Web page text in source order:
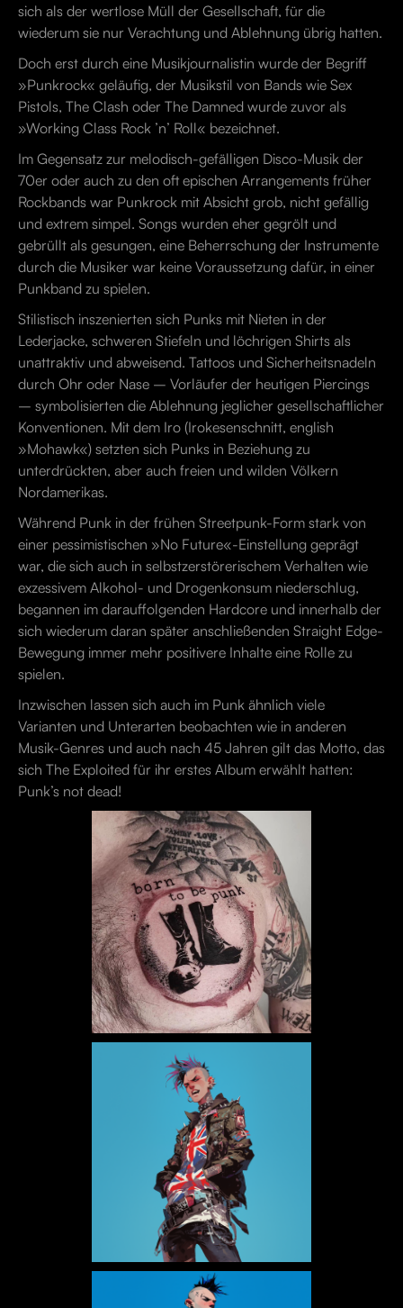
sich als der wertlose Müll der Gesellschaft, für die
wiederum sie nur Verachtung und Ablehnung übrig hatten.
Doch erst durch eine Musikjournalistin wurde der Begriff
»Punkrock« geläufig, der Musikstil von Bands wie Sex
Pistols, The Clash oder The Damned wurde zuvor als
»Working Class Rock ’n’ Roll« bezeichnet.
Im Gegensatz zur melodisch-gefälligen Disco-Musik der
70er oder auch zu den oft epischen Arrangements früher
Rockbands war Punkrock mit Absicht grob, nicht gefällig
und extrem simpel. Songs wurden eher gegrölt und
gebrüllt als gesungen, eine Beherrschung der Instrumente
durch die Musiker war keine Voraussetzung dafür, in einer
Punkband zu spielen.
Stilistisch inszenierten sich Punks mit Nieten in der
Lederjacke, schweren Stiefeln und löchrigen Shirts als
unattraktiv und abweisend. Tattoos und Sicherheitsnadeln
durch Ohr oder Nase – Vorläufer der heutigen Piercings
– symbolisierten die Ablehnung jeglicher gesellschaftlicher
Konventionen. Mit dem Iro (Irokesenschnitt, english
»Mohawk«) setzten sich Punks in Beziehung zu
unterdrückten, aber auch freien und wilden Völkern
Nordamerikas.
Während Punk in der frühen Streetpunk-Form stark von
einer pessimistischen »No Future«-Einstellung geprägt
war, die sich auch in selbstzerstörerischem Verhalten wie
exzessivem Alkohol- und Drogenkonsum niederschlug,
begannen im darauffolgenden Hardcore und innerhalb der
sich wiederum daran später anschließenden Straight Edge-
Bewegung immer mehr positivere Inhalte eine Rolle zu
spielen.
Inzwischen lassen sich auch im Punk ähnlich viele
Varianten und Unterarten beobachten wie in anderen
Musik-Genres und auch nach 45 Jahren gilt das Motto, das
sich The Exploited für ihr erstes Album erwählt hatten:
Punk’s not dead!